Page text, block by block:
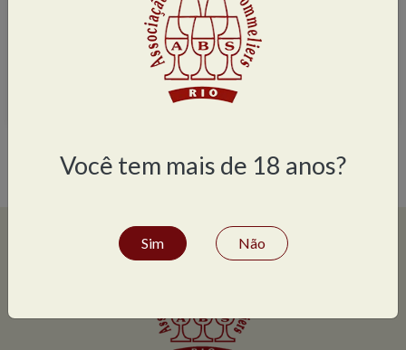
Relatos de degustação
Relatos de Grupos de Degustação
Você tem mais de 18 anos?
Sim Não